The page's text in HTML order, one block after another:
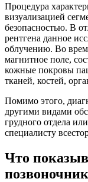
Процедура
визуализацией
безопасностью. В
рентгена данное
облучению. Во
магнитное поле,
кожные покровы
тканей, костей,
Помимо этого,
другими видами
грудного отдела
специалисту
Что